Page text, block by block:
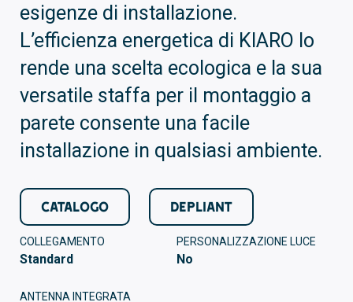
esigenze di installazione.
L’efficienza energetica di KIARO lo
rende una scelta ecologica e la sua
versatile staffa per il montaggio a
parete consente una facile
installazione in qualsiasi ambiente.
CATALOGO DEPLIANT
COLLEGAMENTO
Standard
PERSONALIZZAZIONE LUCE
No
ANTENNA INTEGRATA